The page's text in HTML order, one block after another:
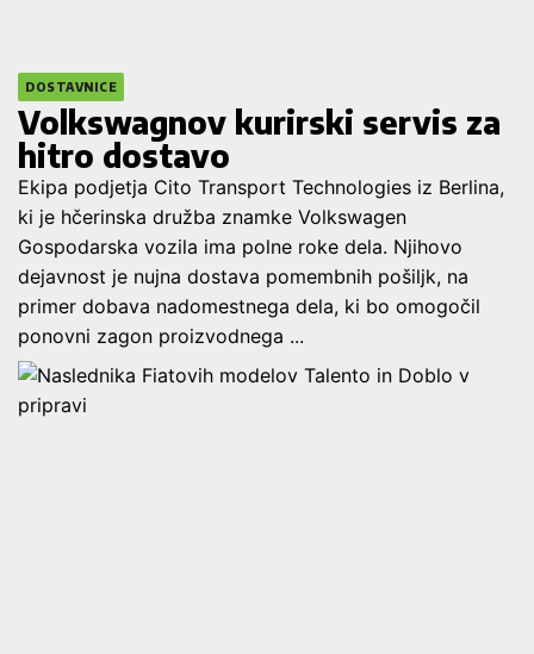
DOSTAVNICE
Volkswagnov kurirski servis za
hitro dostavo
Ekipa podjetja Cito Transport Technologies iz Berlina,
ki je hčerinska družba znamke Volkswagen
Gospodarska vozila ima polne roke dela. Njihovo
dejavnost je nujna dostava pomembnih pošiljk, na
primer dobava nadomestnega dela, ki bo omogočil
ponovni zagon proizvodnega ...